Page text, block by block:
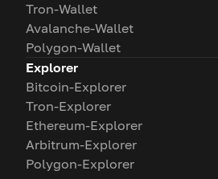
Tron-Wallet
Avalanche-Wallet
Polygon-Wallet
Explorer
Bitcoin-Explorer
Tron-Explorer
Ethereum-Explorer
Arbitrum-Explorer
Polygon-Explorer